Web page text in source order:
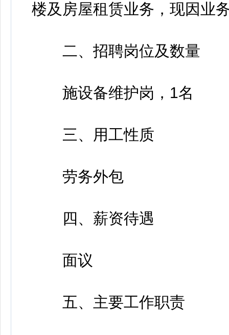
楼及房屋租赁业务，现因业
二、招聘岗位及数量
施设备维护岗，1名
三、用工性质
劳务外包
四、薪资待遇
面议
五、主要工作职责